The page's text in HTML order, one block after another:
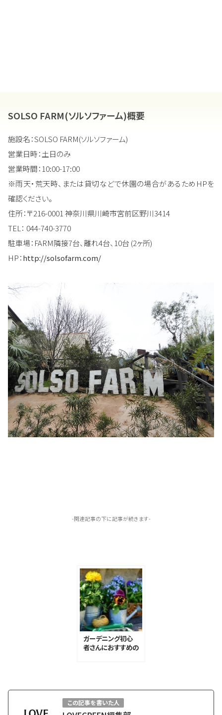
SOLSO FARM(ソルソファーム)概要
施設名：SOLSO FARM(ソルソファーム)
営業日時：土日のみ
営業時間：10:00-17:00
※雨天・荒天時、または貸切などで休園の場合があるためHPを
確認ください。
住所：〒216-0001 神奈川県川崎市宮前区野川3414
TEL： 044-740-3770
駐車場：FARM隣接7台、離れ4台、10台 (2ヶ所)
HP：http://solsofarm.com/
-関連記事の下に記事が続きます-
ガーデニング初心
者さんにおすすめの
この記事を書いた人